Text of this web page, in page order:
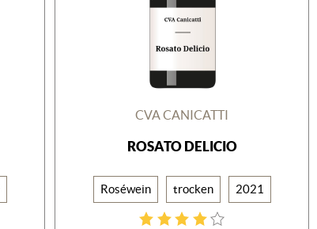
CVA CANICATTI
ROSATO DELICIO
Roséwein trocken 2021